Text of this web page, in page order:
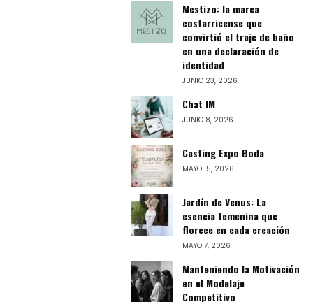
Mestizo: la marca
costarricense que
convirtió el traje de baño
en una declaración de
identidad
JUNIO 23, 2026
Chat IM
JUNIO 8, 2026
Casting Expo Boda
MAYO 15, 2026
Jardín de Venus: La
esencia femenina que
florece en cada creación
MAYO 7, 2026
Manteniendo la Motivación
en el Modelaje
Competitivo